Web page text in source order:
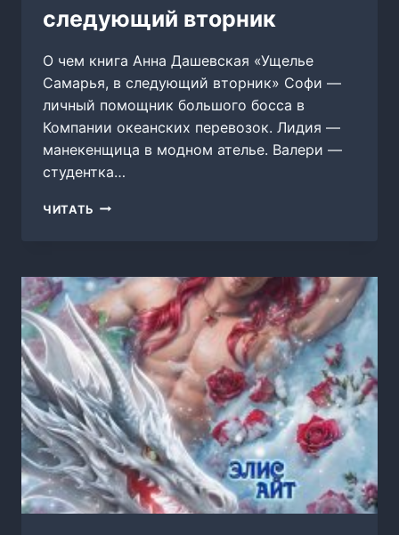
следующий вторник
О чем книга Анна Дашевская «Ущелье
Самарья, в следующий вторник» Софи —
личный помощник большого босса в
Компании океанских перевозок. Лидия —
манекенщица в модном ателье. Валери —
студентка…
ЧИТАТЬ УЩЕЛЬЕ
ВТОРНИК